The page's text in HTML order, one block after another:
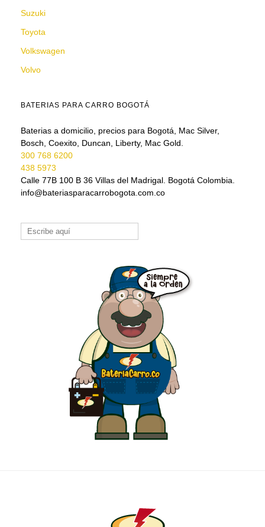
Suzuki
Toyota
Volkswagen
Volvo
BATERIAS PARA CARRO BOGOTÁ
Baterias a domicilio, precios para Bogotá, Mac Silver,
Bosch, Coexito, Duncan, Liberty, Mac Gold.
300 768 6200
438 5973
Calle 77B 100 B 36 Villas del Madrigal. Bogotá Colombia.
info@bateriasparacarrobogota.com.co
Buscar: